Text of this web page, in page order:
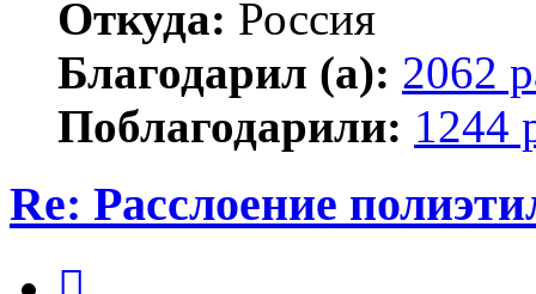
Откуда: Россия
Благодарил (а): 2062
Поблагодарили: 1244
Re: Расслоение